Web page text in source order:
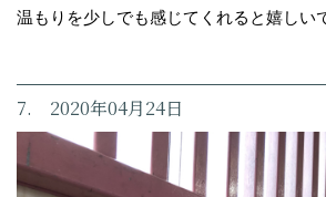
温もりを少しでも感じてくれると嬉しい
7. 2020年04月24日